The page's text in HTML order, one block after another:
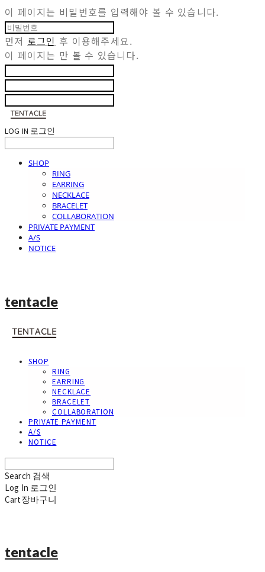
이 페이지는 비밀번호를 입력해야 볼 수 있습니다.
먼저 로그인 후 이용해주세요.
이 페이지는 만 볼 수 있습니다.
LOG IN 로그인
SHOP
RING
EARRING
NECKLACE
BRACELET
COLLABORATION
PRIVATE PAYMENT
A/S
NOTICE
tentacle
SHOP
RING
EARRING
NECKLACE
BRACELET
COLLABORATION
PRIVATE PAYMENT
A/S
NOTICE
Search 검색
Log In 로그인
Cart장바구니
tentacle